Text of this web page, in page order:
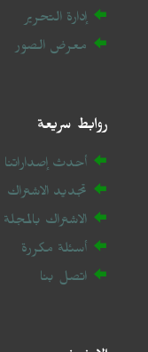
إدارة التحرير
معرض الصور
روابط سريعة
أحدث إصداراتنا
تجديد الاشتراك
الاشتراك بالمجلة
أسئلة مكررة
اتصل بنا